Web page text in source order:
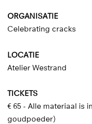
ORGANISATIE
Celebrating cracks
LOCATIE
Atelier Westrand
TICKETS
€ 65 - Alle materiaal is
goudpoeder)